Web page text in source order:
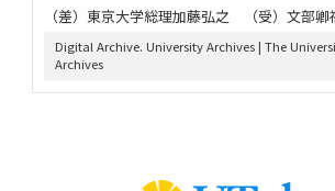
（差）東京大学総理加藤弘之 （受）文部卿
Digital Archive. University Archives | The
Archives